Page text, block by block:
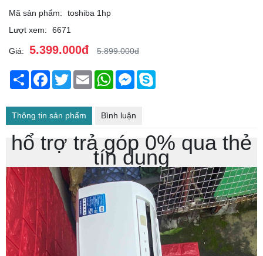
Mã sản phẩm:
toshiba 1hp
Lượt xem:
6671
Giá: 5.399.000đ 5.899.000đ
Chia
sẻ
Facebook
TwitterEmail WhatsAppMessenger
Thông tin sản phẩm Bình luận
hổ trợ trả góp 0% qua thẻ
tín dụng